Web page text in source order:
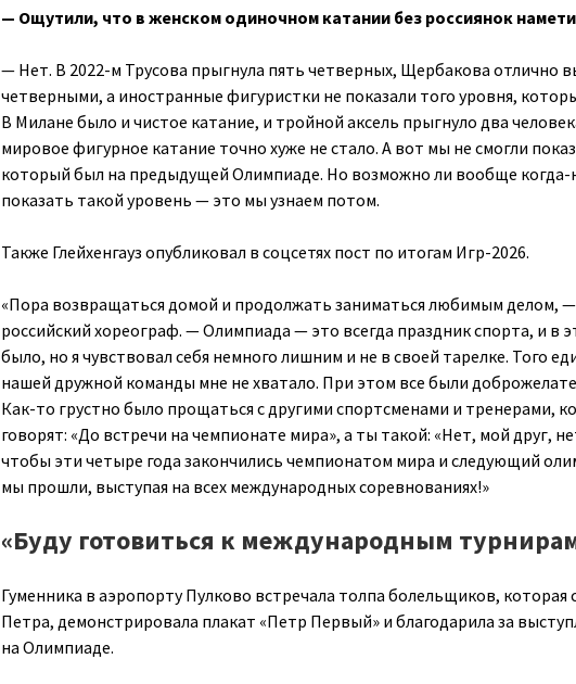
— Ощутили, что в женском одиночном катании без россиянок
— Нет. В 2022-м Трусова прыгнула пять четверных, Щербакова отлично
четверными, а иностранные фигуристки не показали того уровня,
В Милане было и чистое катание, и тройной аксель прыгнуло два
мировое фигурное катание точно хуже не стало. А вот мы не смогли
который был на предыдущей Олимпиаде. Но возможно ли вообще когда-
показать такой уровень — это мы узнаем потом.
Также Глейхенгауз опубликовал в соцсетях пост по итогам Игр-2026.
«Пора возвращаться домой и продолжать заниматься любимым делом,
российский хореограф. — Олимпиада — это всегда праздник спорта, и в
было, но я чувствовал себя немного лишним и не в своей тарелке. Того
нашей дружной команды мне не хватало. При этом все были
Как-то грустно было прощаться с другими спортсменами и тренерами,
говорят: «До встречи на чемпионате мира», а ты такой: «Нет, мой друг,
чтобы эти четыре года закончились чемпионатом мира и следующий
мы прошли, выступая на всех международных соревнованиях!»
«Буду готовиться к международным
Гуменника в аэропорту Пулково встречала толпа болельщиков, которая
Петра, демонстрировала плакат «Петр Первый» и благодарила за
на Олимпиаде.